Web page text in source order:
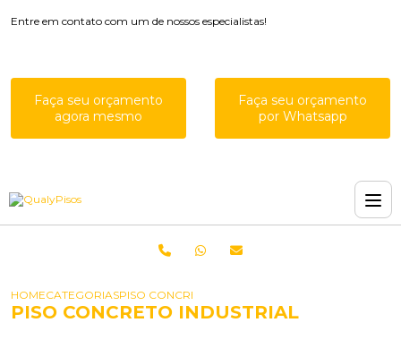
Entre em contato com um de nossos especialistas!
Faça seu orçamento
agora mesmo
Faça seu orçamento
por Whatsapp
HOMECATEGORIASPISO CONCRETO INDUSTRIAL
PISO CONCRETO INDUSTRIAL